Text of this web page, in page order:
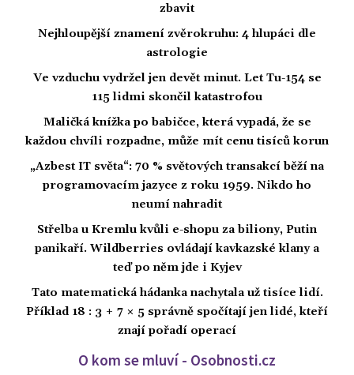
zbavit
Nejhloupější znamení zvěrokruhu: 4 hlupáci dle
astrologie
Ve vzduchu vydržel jen devět minut. Let Tu-154 se
115 lidmi skončil katastrofou
Maličká knížka po babičce, která vypadá, že se
každou chvíli rozpadne, může mít cenu tisíců korun
„Azbest IT světa“: 70 % světových transakcí běží na
programovacím jazyce z roku 1959. Nikdo ho
neumí nahradit
Střelba u Kremlu kvůli e-shopu za biliony, Putin
panikaří. Wildberries ovládají kavkazské klany a
teď po něm jde i Kyjev
Tato matematická hádanka nachytala už tisíce lidí.
Příklad 18 : 3 + 7 × 5 správně spočítají jen lidé, kteří
znají pořadí operací
O kom se mluví - Osobnosti.cz